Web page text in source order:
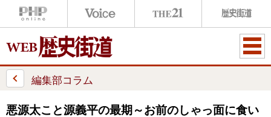
ME
編集部コラム
悪源太こと源義平の最期～お前のしゃっ面に食い